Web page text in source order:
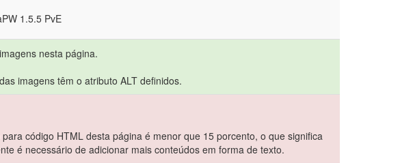
1.5.5 PvE
nesta página.
imagens têm o atributo ALT definidos.
código HTML desta página é menor que 15 porcento, o que significa
é necessário de adicionar mais conteúdos em forma de texto.